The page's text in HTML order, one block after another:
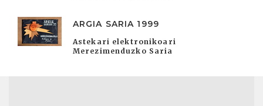
ARGIA SARIA 1999
Astekari elektronikoari
Merezimenduzko Saria